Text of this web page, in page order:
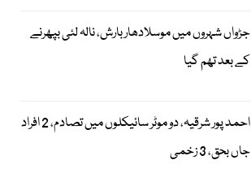
جڑواں شہروں میں موسلادھار بارش، نالہ لئی بپھرنے
کے بعد تھم گیا
احمد پور شرقیہ، دو موٹر سائیکلوں میں تصادم، 2 افراد
جاں بحق، 3 زخمی